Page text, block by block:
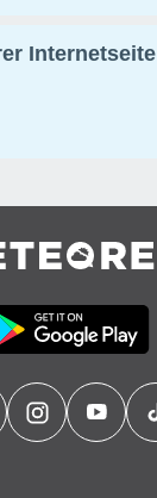
Internetseite